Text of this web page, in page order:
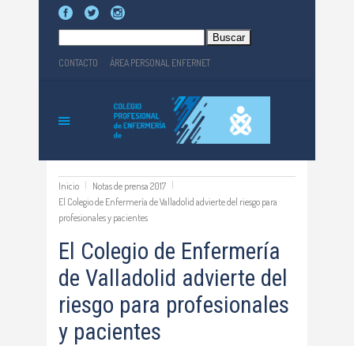
CONTACTO ÁREA PERSONAL ENFERNET
Inicio
Notas de prensa 2017
El Colegio de Enfermería de Valladolid advierte del riesgo para
profesionales y pacientes
El Colegio de Enfermería
de Valladolid advierte del
riesgo para profesionales
y pacientes